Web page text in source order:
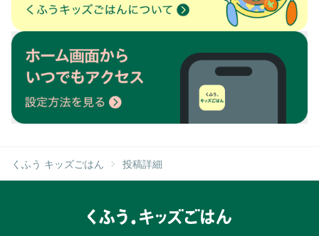
くふう キッズごはん 投稿詳細